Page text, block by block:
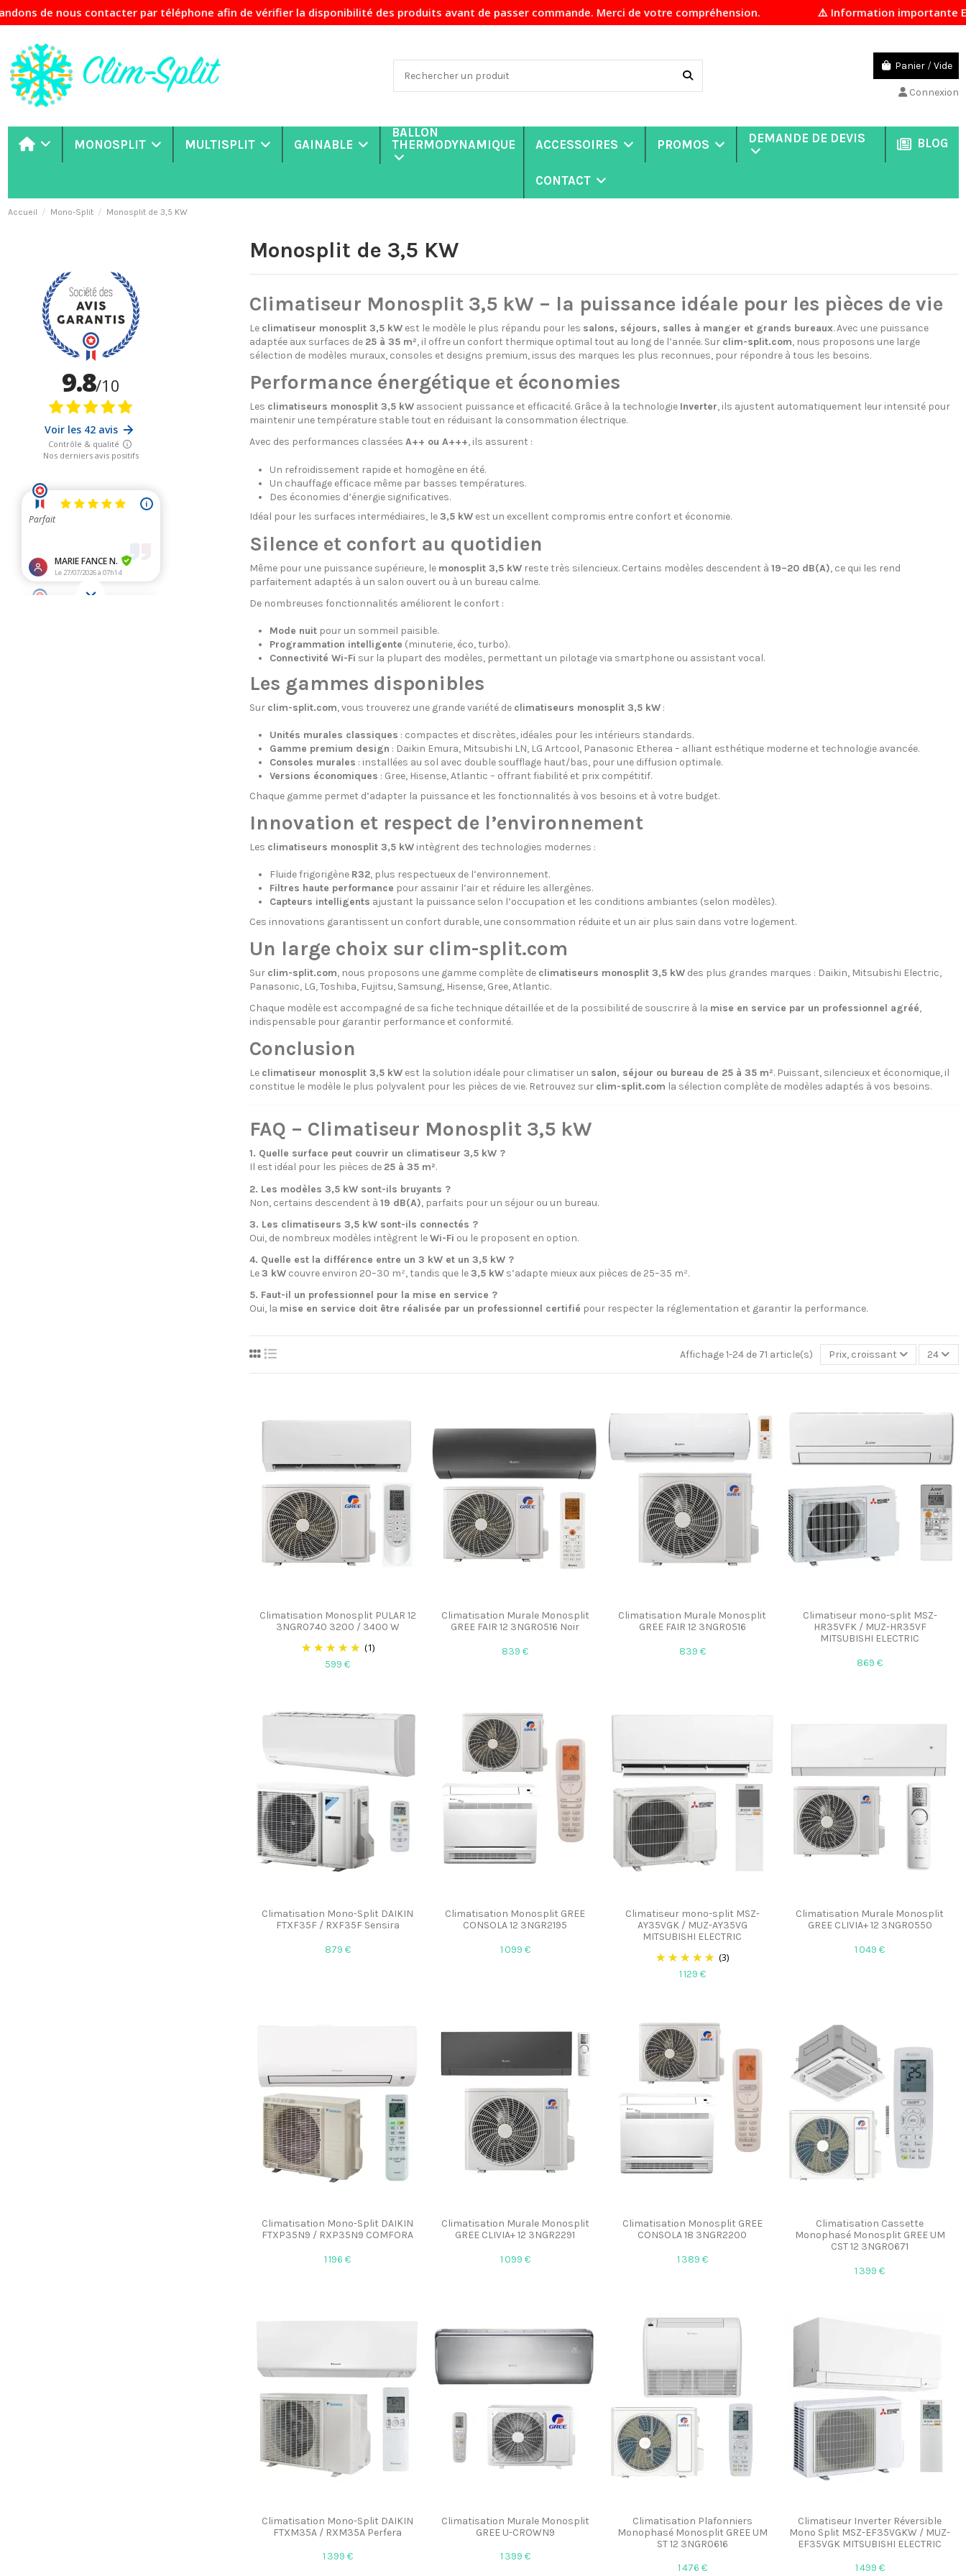
par téléphone afin de vérifier la disponibilité des produits avant de passer commande. Merci de votre compréhension. ⚠️ Information importante En raison d'un
Panier /Vide
Connexion
MONOSPLIT MULTISPLIT GAINABLE
BALLON
THERMODYNAMIQUE
ACCESSOIRES PROMOS DEMANDE DE DEVIS BLOG
CONTACT
Accueil Mono-Split Monosplit de 3,5 KW
Monosplit de 3,5 KW
Climatiseur Monosplit 3,5 kW – la puissance idéale pour les pièces de vie
Le climatiseur monosplit 3,5 kWest le modèle le plus répandu pour les salons, séjours, salles à manger et grands bureaux. Avec une puissance
adaptée aux surfaces de 25 à 35 m², il offre un confort thermique optimal tout au long de l’année. Sur clim-split.com, nous proposons une large
sélection de modèles muraux, consoles et designs premium, issus des marques les plus reconnues, pour répondre à tous les besoins.
Performance énergétique et économies
Les climatiseurs monosplit 3,5 kWassocient puissance et efficacité. Grâce à la technologie Inverter, ils ajustent automatiquement leur intensité pour
maintenir une température stable tout en réduisant la consommation électrique.
Avec des performances classées A++ ou A+++, ils assurent :
Un refroidissement rapide et homogène en été.
Un chauffage efficace même par basses températures.
Des économies d’énergie significatives.
Idéal pour les surfaces intermédiaires, le3,5 kWest un excellent compromis entre confort et économie.
Silence et confort au quotidien
Même pour une puissance supérieure, le monosplit 3,5 kWreste très silencieux. Certains modèles descendent à 19–20 dB(A), ce qui les rend
parfaitement adaptés à un salon ouvert ou à un bureau calme.
De nombreuses fonctionnalités améliorent le confort :
Mode nuitpour un sommeil paisible.
Programmation intelligente (minuterie, éco, turbo).
Connectivité Wi-Fi sur la plupart des modèles, permettant un pilotage via smartphone ou assistant vocal.
Les gammes disponibles
Sur clim-split.com, vous trouverez une grande variété de climatiseurs monosplit 3,5 kW:
Unités murales classiques : compactes et discrètes, idéales pour les intérieurs standards.
Gamme premium design : Daikin Emura, Mitsubishi LN, LG Artcool, Panasonic Etherea – alliant esthétique moderne et technologie avancée.
Consoles murales : installées au sol avec double soufflage haut/bas, pour une diffusion optimale.
Versions économiques : Gree, Hisense, Atlantic – offrant fiabilité et prix compétitif.
Chaque gamme permet d’adapter la puissance et les fonctionnalités à vos besoins et à votre budget.
Innovation et respect de l’environnement
Les climatiseurs monosplit 3,5 kWintègrent des technologies modernes :
Fluide frigorigène R32, plus respectueux de l’environnement.
Filtres haute performance pour assainir l’air et réduire les allergènes.
Capteurs intelligents ajustant la puissance selon l’occupation et les conditions ambiantes (selon modèles).
Ces innovations garantissent un confort durable, une consommation réduite et un air plus sain dans votre logement.
Un large choix sur clim-split.com
Sur clim-split.com, nous proposons une gamme complète de climatiseurs monosplit 3,5 kWdes plus grandes marques : Daikin, Mitsubishi Electric,
Panasonic, LG, Toshiba, Fujitsu, Samsung, Hisense, Gree, Atlantic.
Chaque modèle est accompagné de sa fiche technique détaillée et de la possibilité de souscrire à la mise en service par un professionnel agréé,
indispensable pour garantir performance et conformité.
Conclusion
Le climatiseur monosplit 3,5 kWest la solution idéale pour climatiser un salon, séjour ou bureau de 25 à 35 m². Puissant, silencieux et économique, il
constitue le modèle le plus polyvalent pour les pièces de vie. Retrouvez sur clim-split.com la sélection complète de modèles adaptés à vos besoins.
FAQ – Climatiseur Monosplit 3,5 kW
1. Quelle surface peut couvrir un climatiseur 3,5 kW ?
Il est idéal pour les pièces de 25 à 35 m².
2. Les modèles 3,5 kW sont-ils bruyants ?
Non, certains descendent à 19 dB(A), parfaits pour un séjour ou un bureau.
3. Les climatiseurs 3,5 kW sont-ils connectés ?
Oui, de nombreux modèles intègrent leWi-Fi ou le proposent en option.
4. Quelle est la différence entre un 3 kW et un 3,5 kW ?
Le3 kWcouvre environ 20–30 m², tandis que le3,5 kWs’adapte mieux aux pièces de 25–35 m².
5. Faut-il un professionnel pour la mise en service ?
Oui, la mise en service doit être réalisée par un professionnel certifié pour respecter la réglementation et garantir la performance.
Affichage 1-24 de 71 article(s) Prix, croissant 24
Climatisation Monosplit PULAR 12
3NGR0740 3200 / 3400 W
(1)
599 €
Climatisation Murale Monosplit
GREE FAIR 12 3NGR0516 Noir
839 €
Climatisation Murale Monosplit
GREE FAIR 12 3NGR0516
839 €
Climatiseur mono-split MSZ-
HR35VFK / MUZ-HR35VF
MITSUBISHI ELECTRIC
869 €
Climatisation Mono-Split DAIKIN
FTXF35F / RXF35F Sensira
879 €
Climatisation Monosplit GREE
CONSOLA 12 3NGR2195
1 099 €
Climatiseur mono-split MSZ-
AY35VGK / MUZ-AY35VG
MITSUBISHI ELECTRIC
(3)
1 129 €
Climatisation Murale Monosplit
GREE CLIVIA+ 12 3NGR0550
1 049 €
Climatisation Mono-Split DAIKIN
FTXP35N9 / RXP35N9 COMFORA
1 196 €
Climatisation Murale Monosplit
GREE CLIVIA+ 12 3NGR2291
1 099 €
Climatisation Monosplit GREE
CONSOLA 18 3NGR2200
1 389 €
Climatisation Cassette
Monophasé Monosplit GREE UM
CST 12 3NGR0671
1 399 €
Climatisation Mono-Split DAIKIN
FTXM35A / RXM35A Perfera
1 399 €
Climatisation Murale Monosplit
GREE U-CROWN9
1 399 €
Climatisation Plafonniers
Monophasé Monosplit GREE UM
ST 12 3NGR0616
1 476 €
Climatiseur Inverter Réversible
Mono Split MSZ-EF35VGKW / MUZ-
EF35VGK MITSUBISHI ELECTRIC
1 499 €